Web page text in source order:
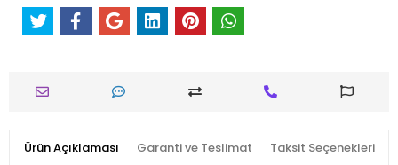
Ürün Açıklaması Garanti ve Teslimat Taksit Seçenekleri